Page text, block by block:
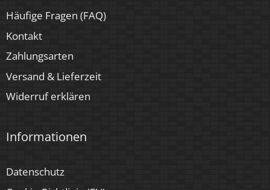
Häufige Fragen (FAQ)
Kontakt
Zahlungsarten
Versand & Lieferzeit
Widerruf erklären
Informationen
Datenschutz